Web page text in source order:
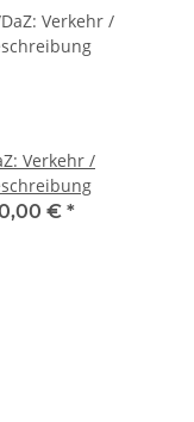
Verkehr /
€ *